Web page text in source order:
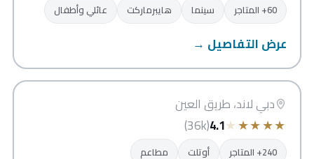
60+ المتاجر سينما هايبرماركت عائلي وأطفال
عرض التفاصيل →
دبي
دبي أوتلت مول
دبي لاند، طريق العين
★
★
★
★
★
4.1
(36k)
240+ المتاجر أوتلت مطاعم